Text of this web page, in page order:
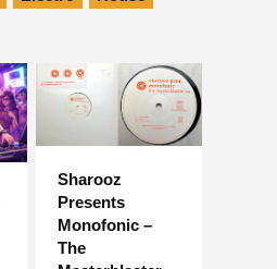
Sharooz
Presents
Monofonic –
The